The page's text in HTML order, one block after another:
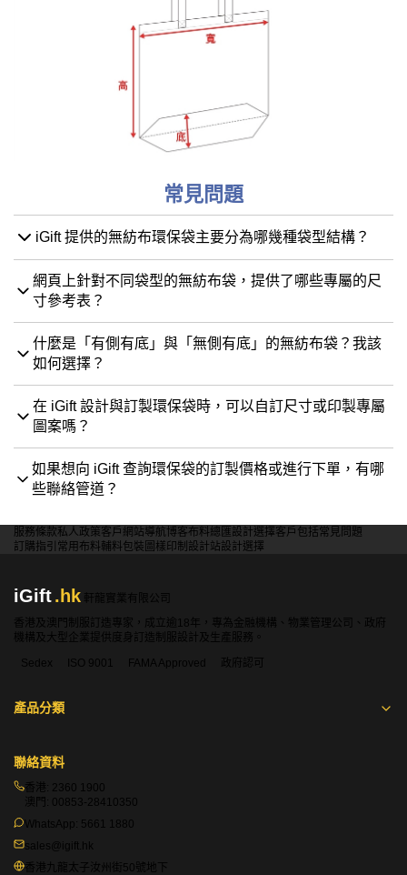
常見問題
iGift 提供的無紡布環保袋主要分為哪幾種袋型結構？
網頁上針對不同袋型的無紡布袋，提供了哪些專屬的尺
寸參考表？
什麼是「有側有底」與「無側有底」的無紡布袋？我該
如何選擇？
在 iGift 設計與訂製環保袋時，可以自訂尺寸或印製專屬
圖案嗎？
如果想向 iGift 查詢環保袋的訂製價格或進行下單，有哪
些聯絡管道？
服務條款私人政策客戶 網站導航博客布料總匯設計選擇客戶包括常見問題
訂購指引 常用布料輔料包裝 圖樣印制 設計站設計選擇
iGift.hk
軒龍實業有限公司
香港及澳門制服訂造專家，成立逾18年，專為金融機構、物業管理公司、政府
機構及大型企業提供度身訂造制服設計及生產服務。
Sedex
ISO 9001 FAMA Approved 政府認可
產品分類
聯絡資料
香港: 2360 1900
澳門: 00853-28410350
WhatsApp: 5661 1880
sales@igift.hk
香港九龍太子汝州街50號地下